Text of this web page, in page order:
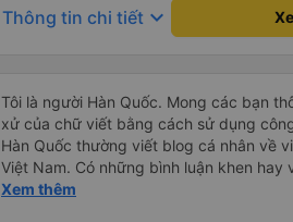
chân, ổ sạc pin, ... thích view ngắm
tài và lơ cũng cực dễ thương, tâm lý. 10
Thông tin chi tiết keyboard_arrow_down
Tôi là người Hàn Quốc. Mong các bạn
xử của chữ viết bằng cách sử dụng
Hàn Quốc thường viết blog cá nhân về
Việt Nam. Có những bình luận khen hay
bình luận khen vất vả nên tôi đã rất lo
Xem thêm